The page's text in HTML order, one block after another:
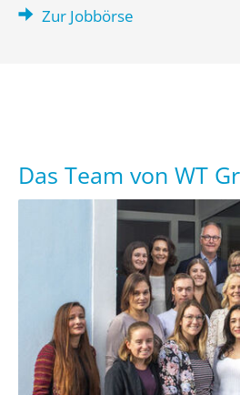
Zur Jobbörse
Das Team von WT